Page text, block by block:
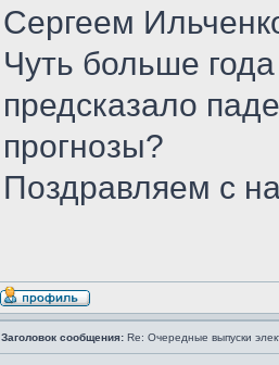
Сергеем
Чуть больше
предсказало
прогнозы?
Поздравляем с
Заголовок сообщения: Re: Очередные выпуски